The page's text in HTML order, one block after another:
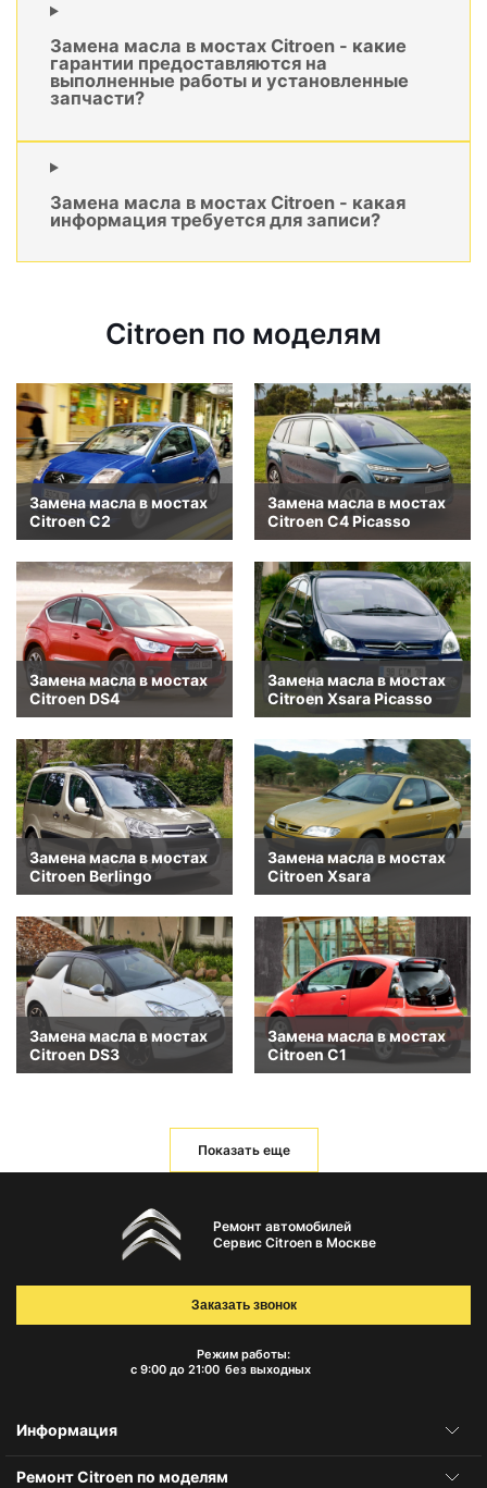
Замена масла в мостах Citroen - какие
гарантии предоставляются на
выполненные работы и установленные
запчасти?
Замена масла в мостах Citroen - какая
информация требуется для записи?
Citroen по моделям
Замена масла в мостах
Citroen C2
Замена масла в мостах
Citroen C4 Picasso
Замена масла в мостах
Citroen DS4
Замена масла в мостах
Citroen Xsara Picasso
Замена масла в мостах
Citroen Berlingo
Замена масла в мостах
Citroen Xsara
Замена масла в мостах
Citroen DS3
Замена масла в мостах
Citroen C1
Показать еще
Ремонт автомобилей
Сервис Citroen в Москве
Режим работы:
с 9:00 до 21:00 без выходных
Заказать звонок
Информация
Ремонт Citroen по моделям